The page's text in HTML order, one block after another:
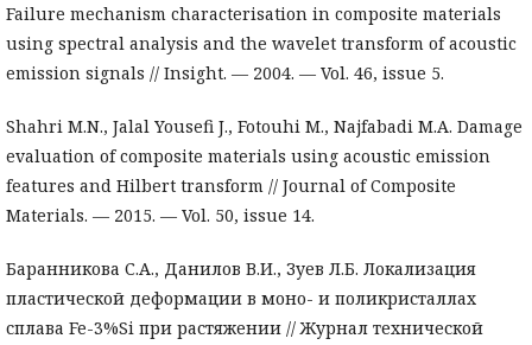
Failure mechanism characterisation in composite materials
using spectral analysis and the wavelet transform of acoustic
emission signals // Insight. — 2004. — Vol. 46, issue 5.
Shahri M.N., Jalal Yousefi J., Fotouhi M., Najfabadi M.A. Damage
evaluation of composite materials using acoustic emission
features and Hilbert transform // Journal of Composite
Materials. — 2015. — Vol. 50, issue 14.
Баранникова С.А., Данилов В.И., Зуев Л.Б. Локализация
пластической деформации в моно- и поликристаллах
сплава Fe-3%Si при растяжении // Журнал технической